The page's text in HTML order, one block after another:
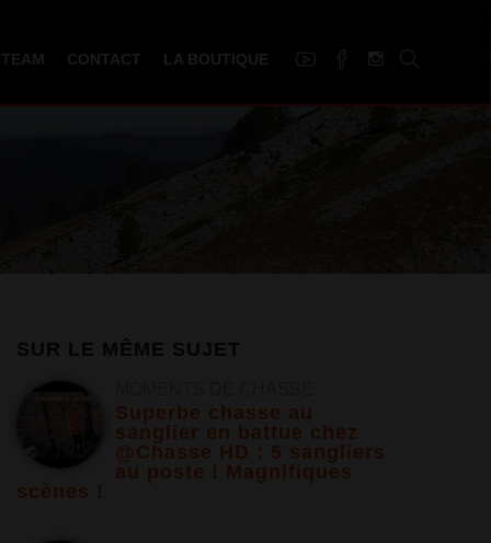
CONTACT LA BOUTIQUE
Superbe chasse au
sanglier en battue chez
@Chasse HD : 5 sangliers
au poste ! Magnifiques
scènes !